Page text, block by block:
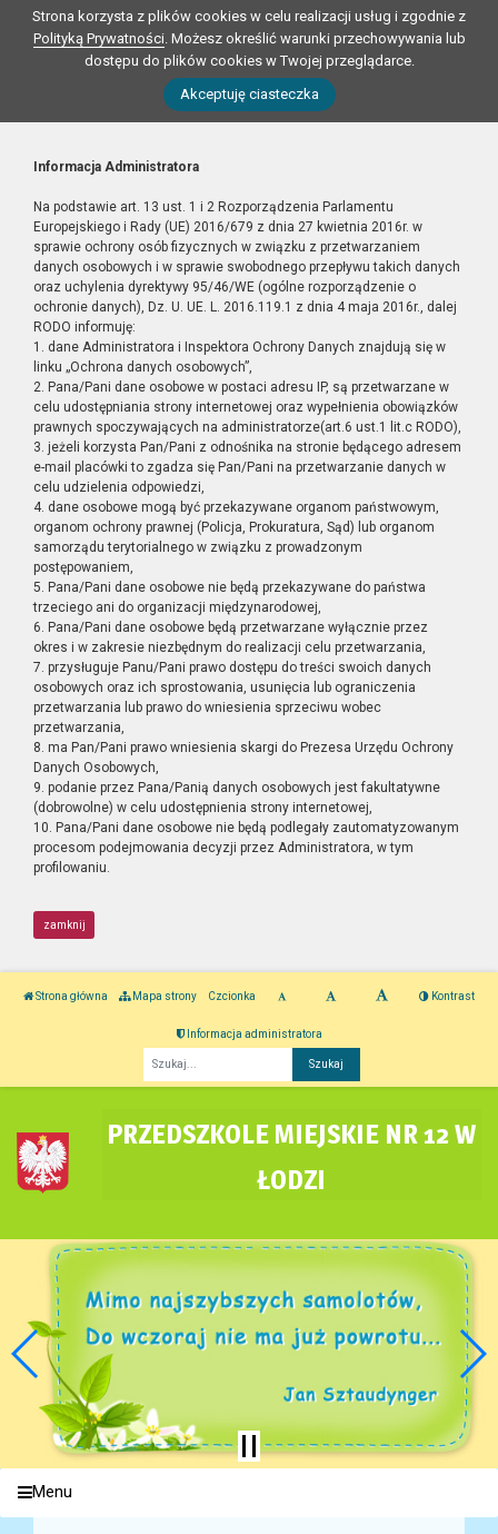
Strona korzysta z plików cookies w celu realizacji usług i zgodnie z
Polityką Prywatności. Możesz określić warunki przechowywania lub
dostępu do plików cookies w Twojej przeglądarce.
Akceptuję ciasteczka
Informacja Administratora
Na podstawie art. 13 ust. 1 i 2 Rozporządzenia Parlamentu
Europejskiego i Rady (UE) 2016/679 z dnia 27 kwietnia 2016r. w
sprawie ochrony osób fizycznych w związku z przetwarzaniem
danych osobowych i w sprawie swobodnego przepływu takich danych
oraz uchylenia dyrektywy 95/46/WE (ogólne rozporządzenie o
ochronie danych), Dz. U. UE. L. 2016.119.1 z dnia 4 maja 2016r., dalej
RODO informuję:
1. dane Administratora i Inspektora Ochrony Danych znajdują się w
linku „Ochrona danych osobowych”,
2. Pana/Pani dane osobowe w postaci adresu IP, są przetwarzane w
celu udostępniania strony internetowej oraz wypełnienia obowiązków
prawnych spoczywających na administratorze(art.6 ust.1 lit.c RODO),
3. jeżeli korzysta Pan/Pani z odnośnika na stronie będącego adresem
e-mail placówki to zgadza się Pan/Pani na przetwarzanie danych w
celu udzielenia odpowiedzi,
4. dane osobowe mogą być przekazywane organom państwowym,
organom ochrony prawnej (Policja, Prokuratura, Sąd) lub organom
samorządu terytorialnego w związku z prowadzonym
postępowaniem,
5. Pana/Pani dane osobowe nie będą przekazywane do państwa
trzeciego ani do organizacji międzynarodowej,
6. Pana/Pani dane osobowe będą przetwarzane wyłącznie przez
okres i w zakresie niezbędnym do realizacji celu przetwarzania,
7. przysługuje Panu/Pani prawo dostępu do treści swoich danych
osobowych oraz ich sprostowania, usunięcia lub ograniczenia
przetwarzania lub prawo do wniesienia sprzeciwu wobec
przetwarzania,
8. ma Pan/Pani prawo wniesienia skargi do Prezesa Urzędu Ochrony
Danych Osobowych,
9. podanie przez Pana/Panią danych osobowych jest fakultatywne
(dobrowolne) w celu udostępnienia strony internetowej,
10. Pana/Pani dane osobowe nie będą podlegały zautomatyzowanym
procesom podejmowania decyzji przez Administratora, w tym
profilowaniu.
zamknij
Strona główna Mapa strony Czcionka Kontrast
Informacja administratora
PRZEDSZKOLE MIEJSKIE NR 12 W
ŁODZI
Menu